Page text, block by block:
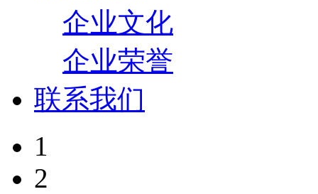
企业文化
企业荣誉
联系我们
1
2